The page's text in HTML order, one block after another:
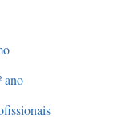
ano